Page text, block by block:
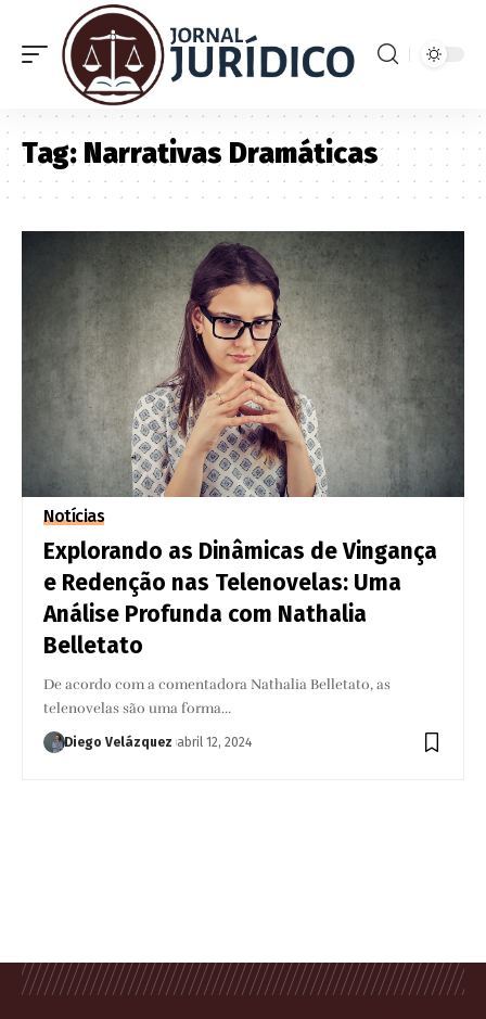
Tag: Narrativas Dramáticas
Notícias
Explorando as Dinâmicas de Vingança
e Redenção nas Telenovelas: Uma
Análise Profunda com Nathalia
Belletato
De acordo com a comentadora Nathalia Belletato, as
telenovelas são uma forma…
Diego Velázquez abril 12, 2024